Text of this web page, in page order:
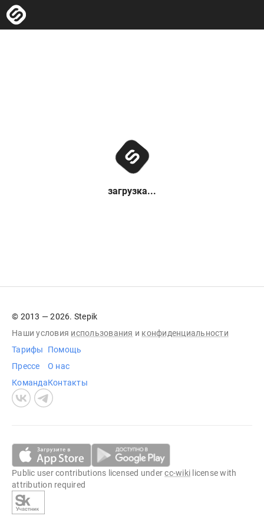
загрузка...
© 2013 — 2026. Stepik
Наши условия использования и конфиденциальности
Тарифы
Прессе
Команда
Помощь
О нас
Контакты
Public user contributions licensed undercc-wiki license with
attribution required